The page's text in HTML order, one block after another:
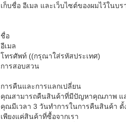
เก็บชื่อ อีเมล และเว็บไซต์ของผมไว้ในบ
ชื่อ
อีเมล
โทรศัพท์ ((กรุณาใส่รหัสประเทศ)
การสอบสวน
การคืนและการแลกเปลี่ยน
คุณสามารถคืนสินค้าที่มีปัญหาคุณภาพ แล
คุณมีเวลา 3 วันทําการในการคืนสินค้า
เพียงแค่สินค้าที่ซื้อจากเรา